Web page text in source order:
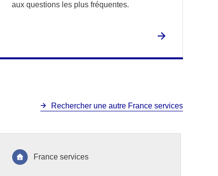
aux questions les plus fréquentes.
Rechercher une autre France services
France services